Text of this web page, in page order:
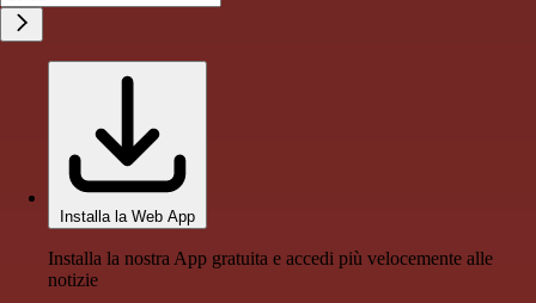
Installa la Web App
Installa la nostra App gratuita e accedi più velocemente alle
notizie